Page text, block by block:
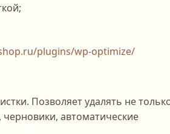
plugins/wp-optimize/
Позволяет удалять не
автоматические